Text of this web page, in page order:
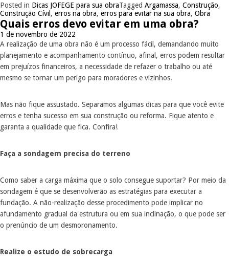
Posted in Dicas JOFEGE para sua obraTagged Argamassa, Construção,
Construção Cívil, erros na obra, erros para evitar na sua obra, Obra
Quais erros devo evitar em uma obra?
1 de novembro de 2022
A realização de uma obra não é um processo fácil, demandando muito
planejamento e acompanhamento contínuo, afinal, erros podem resultar
em prejuízos financeiros, a necessidade de refazer o trabalho ou até
mesmo se tornar um perigo para moradores e vizinhos.
Mas não fique assustado. Separamos algumas dicas para que você evite
erros e tenha sucesso em sua construção ou reforma. Fique atento e
garanta a qualidade que fica. Confira!
Faça a sondagem precisa do terreno
Como saber a carga máxima que o solo consegue suportar? Por meio da
sondagem é que se desenvolverão as estratégias para executar a
fundação. A não-realização desse procedimento pode implicar no
afundamento gradual da estrutura ou em sua inclinação, o que pode ser
o prenúncio de um desmoronamento.
Realize o estudo de sobrecarga